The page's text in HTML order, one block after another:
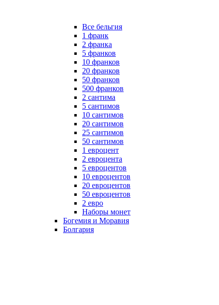
Все бельгия
1 франк
2 франка
5 франков
10 франков
20 франков
50 франков
500 франков
2 сантима
5 сантимов
10 сантимов
20 сантимов
25 сантимов
50 сантимов
1 евроцент
2 евроцента
5 евроцентов
10 евроцентов
20 евроцентов
50 евроцентов
2 евро
Наборы монет
Богемия и Моравия
Болгария